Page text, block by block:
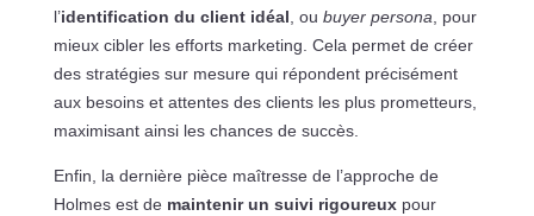
l’identification du client idéal , ou buyer persona , pour
mieux cibler les efforts marketing. Cela permet de créer
des stratégies sur mesure qui répondent précisément
aux besoins et attentes des clients les plus prometteurs,
maximisant ainsi les chances de succès.
Enfin, la dernière pièce maîtresse de l’approche de
Holmes est de maintenir un suivi rigoureuxpour